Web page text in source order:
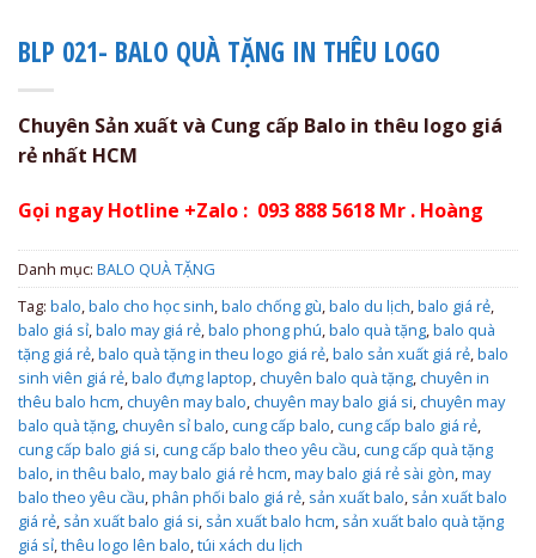
BLP 021- BALO QUÀ TẶNG IN THÊU LOGO
Chuyên Sản xuất và Cung cấp Balo in thêu logo giá
rẻ nhất HCM
Gọi ngay Hotline +Zalo : 093 888 5618 Mr . Hoàng
Danh mục: BALO QUÀ TẶNG
Tag: balo,balo cho học sinh,balo chống gù,balo du lịch,balo giá rẻ,
balo giá sỉ,balo may giá rẻ,balo phong phú,balo quà tặng,balo quà
tặng giá rẻ,balo quà tặng in theu logo giá rẻ,balo sản xuất giá rẻ,balo
sinh viên giá rẻ,balo đựng laptop,chuyên balo quà tặng,chuyên in
thêu balo hcm,chuyên may balo,chuyên may balo giá si,chuyên may
balo quà tặng,chuyên sỉ balo,cung cấp balo,cung cấp balo giá rẻ,
cung cấp balo giá si,cung cấp balo theo yêu cầu,cung cấp quà tặng
balo,in thêu balo,may balo giá rẻ hcm,may balo giá rẻ sài gòn,may
balo theo yêu cầu,phân phối balo giá rẻ, sản xuất balo, sản xuất balo
giá rẻ, sản xuất balo giá si, sản xuất balo hcm, sản xuất balo quà tặng
giá sỉ,thêu logo lên balo,túi xách du lịch